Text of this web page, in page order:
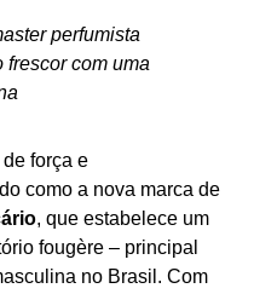
perfumista
com uma
força e
como a nova marca de
, que estabelece um
fougère – principal
no Brasil. Com